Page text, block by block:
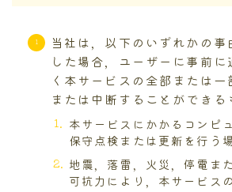
当社は，以下のいずれかの
した場合，ユーザーに事前に
く本サービスの全部または
または中断することができる
本サービスにかかるコンピ
保守点検または更新を行う
地震，落雷，火災，停電ま
可抗力により，本サービス